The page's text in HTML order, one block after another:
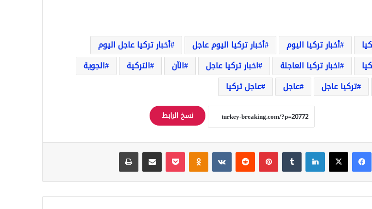
أخبار تركيا اليوم أخبار تركيا اليوم عاجل
أخبار تركيا عاجل اليوم
اخبار تركيا العاجلة اخبار تركيا عاجل الآن التركية
الجوية
تركيا عاجل عاجل عاجل تركيا
نسخ الرابط
فيسبوك‫X لينكدإن بينتيريست Odnoklassniki
‫Pocket مشاركة عبر البريد طباعة